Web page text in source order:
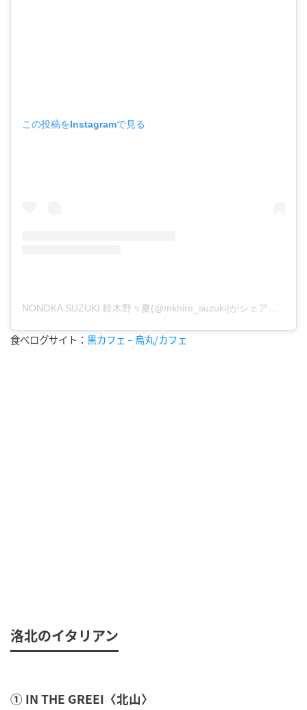
この投稿をInstagramで見る
NONOKA SUZUKI 鈴木野々夏(@mkhire_suzuki)がシェアした投稿
食べログサイト： 黒カフェ – 烏丸/カフェ
洛北のイタリアン
① IN THE GREEI〈北山〉